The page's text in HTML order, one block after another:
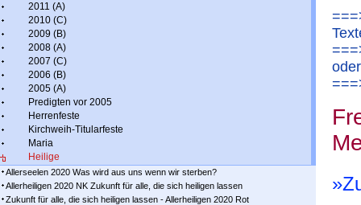
2011 (A)
2010 (C)
2009 (B)
2008 (A)
2007 (C)
2006 (B)
2005 (A)
Predigten vor 2005
Herrenfeste
Kirchweih-Titularfeste
Maria
Heilige
Allerseelen 2020 Was wird aus uns wenn wir sterben?
Allerheiligen 2020 NK Zukunft für alle, die sich heiligen lassen
Zukunft für alle, die sich heiligen lassen - Allerheiligen 2020 Rot